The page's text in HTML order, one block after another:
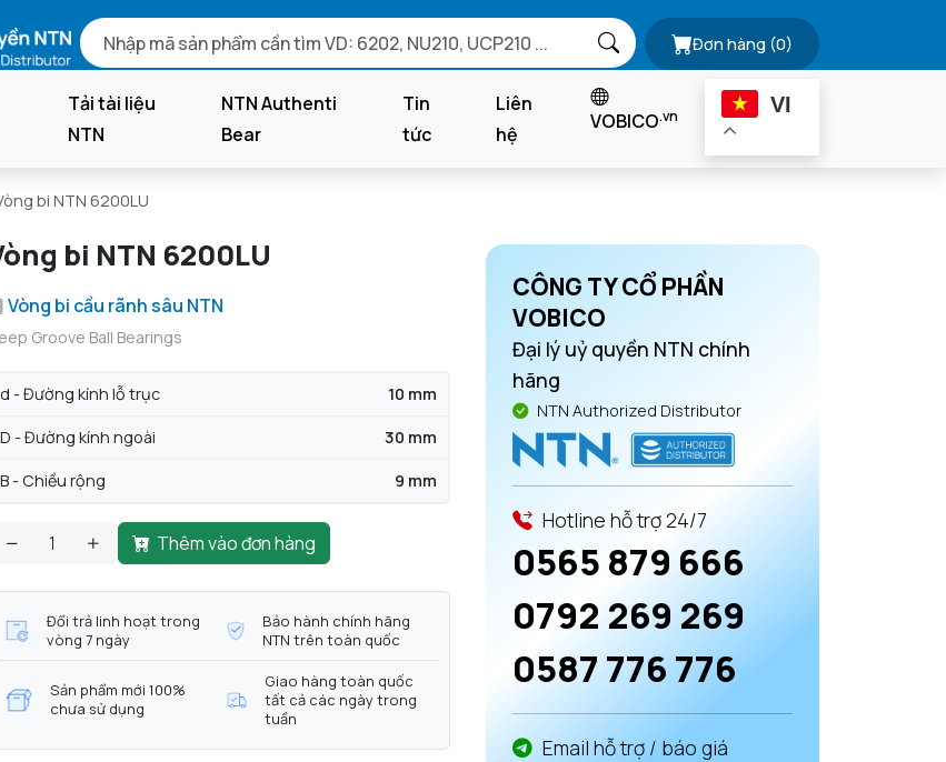
Đơn hàng (0)
Tải tài liệu
NTN
NTN Authenti
Bear
Tin
tức
Liên
hệ
VOBICO.vn VI
bi NTN 6200LU
bi NTN 6200LU
Vòng bi cầu rãnh sâu NTN
Groove Ball Bearings
d - Đường kính lỗ trục 10 mm
D - Đường kính ngoài 30 mm
B - Chiều rộng 9 mm
Thêm vào đơn hàng
Đổi trả linh hoạt trong
vòng 7 ngày
Bảo hành chính hãng
NTN trên toàn quốc
Sản phẩm mới 100%
chưa sử dụng
Giao hàng toàn quốc
tất cả các ngày trong
tuần
CÔNG TY CỔ PHẦN
VOBICO
Đại lý uỷ quyền NTN chính
hãng
NTN Authorized Distributor
Hotline hỗ trợ 24/7
0565 879 666
0792 269 269
0587 776 776
Email hỗ trợ / báo giá